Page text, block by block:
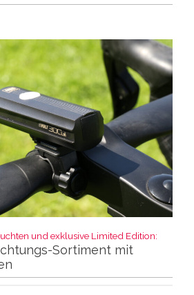
und exklusive Limited Edition:
Sortiment mit